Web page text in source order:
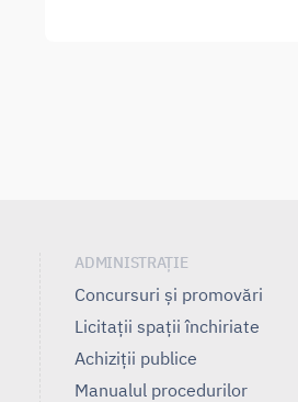
ADMINISTRAȚIE
Concursuri și promovări
Licitații spații închiriate
Achiziții publice
Manualul procedurilor